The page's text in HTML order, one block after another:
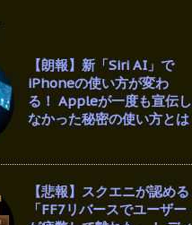
【朗報】新「Siri AI」で
iPhoneの使い方が変わ
る！ Appleが一度も宣伝し
なかった秘密の使い方とは
【悲報】スクエニが認める
「FF7リバースでユーザー